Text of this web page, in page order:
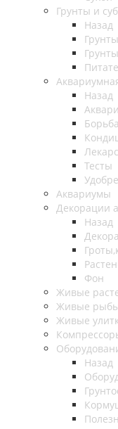
Грунты и
Назад
Грунты
Назад
Тесты
Аквариумы
Декорации
Назад
Фон
Живые
Живые
Живые
Назад